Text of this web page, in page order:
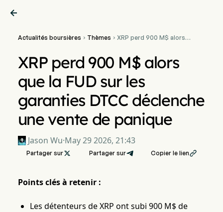

Actualités boursières  Thèmes  XRP perd 900 M$ alors
une vente de panique
XRP perd 900 M$ alors
que la FUD sur les
garanties DTCC déclenche
une vente de panique
Jason Wu·May 29 2026, 21:43
Partager sur Partager sur Copier le lien
Points clés à retenir :
Les détenteurs de XRP ont subi 900 M$ de